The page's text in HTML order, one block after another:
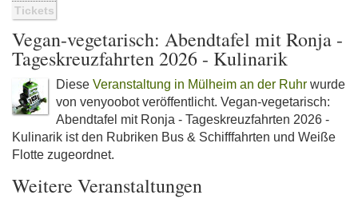
Tickets
Vegan-vegetarisch: Abendtafel mit Ronja -
Tageskreuzfahrten 2026 - Kulinarik
Diese Veranstaltung in Mülheim an der Ruhr wurde
von venyoobot veröffentlicht. Vegan-vegetarisch:
Abendtafel mit Ronja - Tageskreuzfahrten 2026 -
Kulinarik ist den Rubriken Bus & Schifffahrten und Weiße
Flotte zugeordnet.
Weitere Veranstaltungen